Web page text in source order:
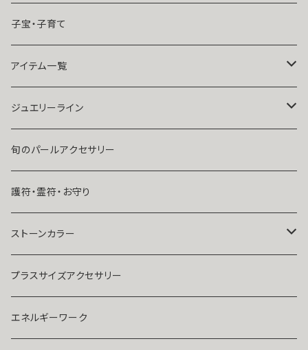
魔術師Sara Serendipity
祈祷師澪央
ユタ玉城陽
遠距離
復縁したい・取り戻したい愛情
人に言えない関係
出会いが欲しい
結婚したい
人気運・モテる
子宝・子育て
アイテム一覧
ネックレス
ブレスレット・アンクレット
リング
イヤリング・ピアス
ストラップ・キーホルダー
マスクピアス
ジュエリーライン
Ｋ１０
K１４
Ｋ１８
プラチナ
ダイヤモンド
旬のパールアクセサリー
護符・霊符・お守り
ストーンカラー
クリア
ブルー
プラスサイズアクセサリー
エネルギーワーク